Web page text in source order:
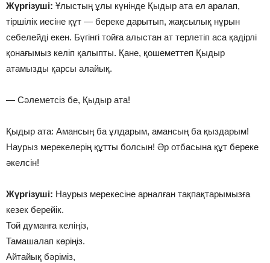
Жүргізуші: Ұлыстың ұлы күнінде Қыдыр ата ел аралап,
тіршілік иесіне құт — береке дарытып, жақсылық нұрын
себелейді екен. Бүгінгі тойға алыстан ат терлетіп аса қадірлі
қонағымыз келіп қалыпты. Қане, қошеметтеп Қыдыр
атамызды қарсы алайық.
— Сәлеметсіз бе, Қыдыр ата!
Қыдыр ата: Амансың ба ұлдарым, амансың ба қыздарым!
Наурыз мерекелерің құтты болсын! Әр отбасына құт береке
әкелсін!
Жүргізуші: Наурыз мерекесіне арналған тақпақтарымызға
кезек берейік.
Той думанға келіңіз,
Тамашалап көріңіз.
Айтайық бәріміз,